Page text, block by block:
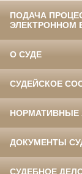
ПОДАЧА
ЭЛЕКТРОННОМ
О СУДЕ
СУДЕЙСКОЕ
НОРМАТИВНЫЕ
ДОКУМЕНТЫ
СУДЕБНОЕ